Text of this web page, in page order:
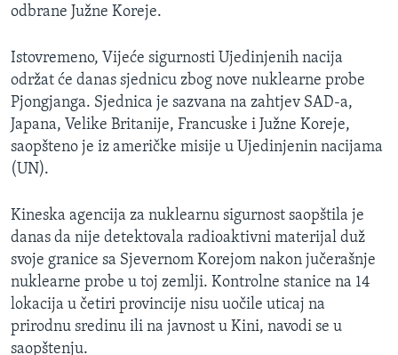
odbrane Južne Koreje.
Istovremeno, Vijeće sigurnosti Ujedinjenih nacija
održat će danas sjednicu zbog nove nuklearne probe
Pjongjanga. Sjednica je sazvana na zahtjev SAD-a,
Japana, Velike Britanije, Francuske i Južne Koreje,
saopšteno je iz američke misije u Ujedinjenin nacijama
(UN).
Kineska agencija za nuklearnu sigurnost saopštila je
danas da nije detektovala radioaktivni materijal duž
svoje granice sa Sjevernom Korejom nakon jučerašnje
nuklearne probe u toj zemlji. Kontrolne stanice na 14
lokacija u četiri provincije nisu uočile uticaj na
prirodnu sredinu ili na javnost u Kini, navodi se u
saopštenju.